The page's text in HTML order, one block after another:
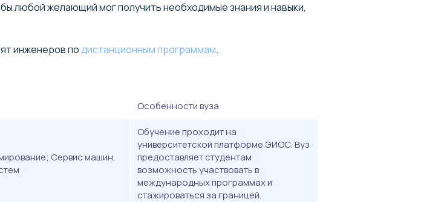
любой желающий мог получить необходимые знания и навыки,
инженеров подистанционным программам.
Особенности вуза
Сервис машин,
Обучение проходит на
университетской платформе ЭИОС. Вуз
предоставляет студентам
возможность участвовать в
международных программах и
стажироваться за границей.